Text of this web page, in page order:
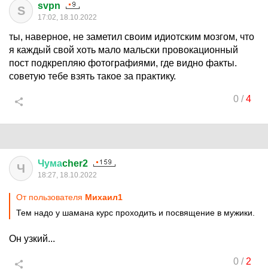
S svpn
17:02, 18.10.2022
ты, наверное, не заметил своим идиотским мозгом, что
я каждый свой хоть мало мальски провокационный
пост подкрепляю фотографиями, где видно факты.
советую тебе взять такое за практику.
0/4
Ч Чумаcher2
18:27, 18.10.2022
От пользователя Михаил1
Тем надо у шамана курс проходить и посвящение в мужики.
Он узкий...
0/ 2